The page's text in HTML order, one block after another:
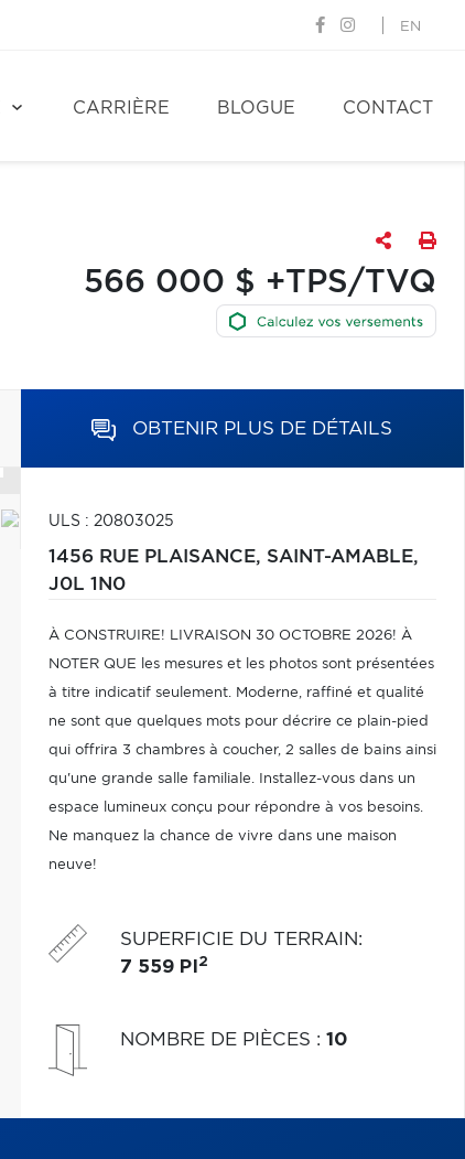
EN
CARRIÈRE BLOGUE CONTACT
566 000 $ +TPS/TVQ
OBTENIR PLUS DE DÉTAILS
ULS : 20803025
1456 RUE PLAISANCE, SAINT-AMABLE,
J0L 1N0
À CONSTRUIRE! LIVRAISON 30 OCTOBRE 2026! À
NOTER QUE les mesures et les photos sont présentées
à titre indicatif seulement. Moderne, raffiné et qualité
ne sont que quelques mots pour décrire ce plain-pied
qui offrira 3 chambres à coucher, 2 salles de bains ainsi
qu'une grande salle familiale. Installez-vous dans un
espace lumineux conçu pour répondre à vos besoins.
Ne manquez la chance de vivre dans une maison
neuve!
SUPERFICIE DU TERRAIN:
7 559 PI 2
NOMBRE DE PIÈCES : 10